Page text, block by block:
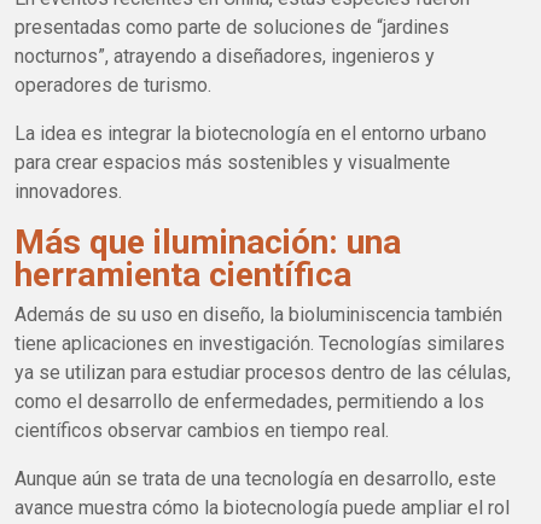
presentadas como parte de soluciones de “jardines
nocturnos”, atrayendo a diseñadores, ingenieros y
operadores de turismo.
La idea es integrar la biotecnología en el entorno urbano
para crear espacios más sostenibles y visualmente
innovadores.
Más que iluminación: una
herramienta científica
Además de su uso en diseño, la bioluminiscencia también
tiene aplicaciones en investigación. Tecnologías similares
ya se utilizan para estudiar procesos dentro de las células,
como el desarrollo de enfermedades, permitiendo a los
científicos observar cambios en tiempo real.
Aunque aún se trata de una tecnología en desarrollo, este
avance muestra cómo la biotecnología puede ampliar el rol